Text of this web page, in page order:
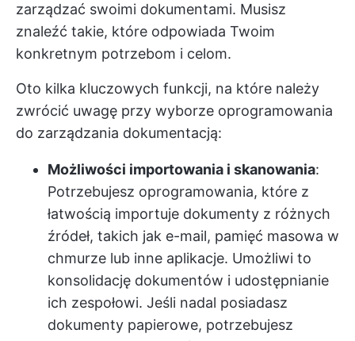
zarządzać swoimi dokumentami. Musisz
znaleźć takie, które odpowiada Twoim
konkretnym potrzebom i celom.
Oto kilka kluczowych funkcji, na które należy
zwrócić uwagę przy wyborze oprogramowania
do zarządzania dokumentacją:
Możliwości importowania i skanowania:
Potrzebujesz oprogramowania, które z
łatwością importuje dokumenty z różnych
źródeł, takich jak e-mail, pamięć masowa w
chmurze lub inne aplikacje. Umożliwi to
konsolidację dokumentów i udostępnianie
ich zespołowi. Jeśli nadal posiadasz
dokumenty papierowe, potrzebujesz